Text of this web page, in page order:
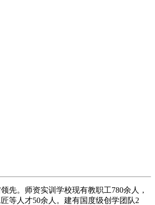
。师资实训学校现有教职工780余人，
等人才50余人。建有国度级创学团队2